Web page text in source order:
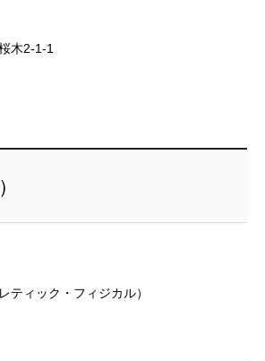
木2-1-1
ティック・フィジカル）